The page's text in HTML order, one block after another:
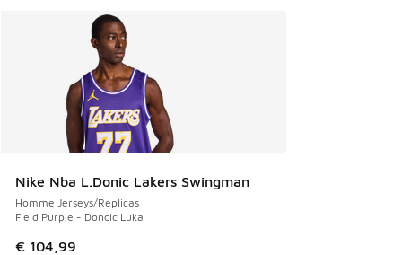
Nike Nba L.Donic Lakers Swingman
Homme Jerseys/Replicas
Field Purple - Doncic Luka
€ 104,99